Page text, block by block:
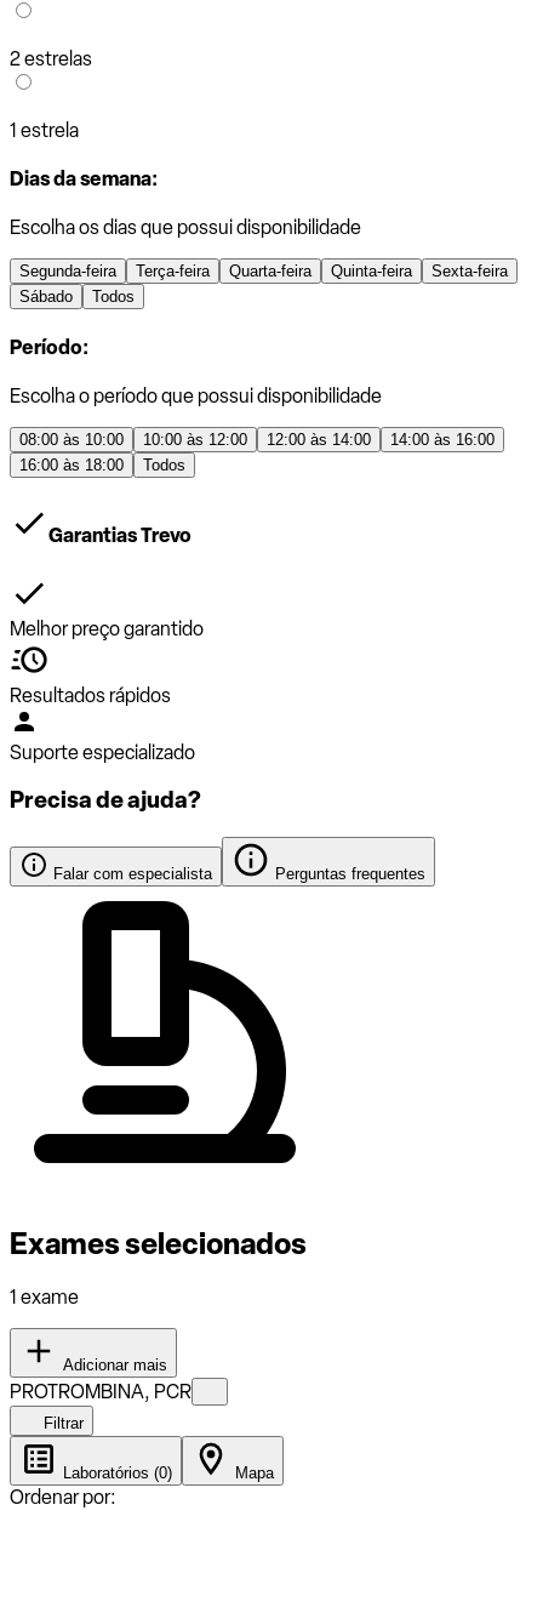
2 estrelas
1 estrela
Dias da semana:
Escolha os dias que possui disponibilidade
Segunda-feira Terça-feira Quarta-feira Quinta-feira
Sexta-feira
Sábado
Todos
Período:
Escolha o período que possui disponibilidade
08:00 às 10:00 10:00 às 12:00 12:00 às 14:00
14:00 às 16:00
16:00 às 18:00
Todos
Garantias Trevo
Melhor preço garantido
Resultados rápidos
Suporte especializado
Precisa de ajuda?
Falar com especialista Perguntas frequentes
Exames selecionados
1 exame
Adicionar mais
PROTROMBINA, PCR
Filtrar
Laboratórios (0) Mapa
Ordenar por: